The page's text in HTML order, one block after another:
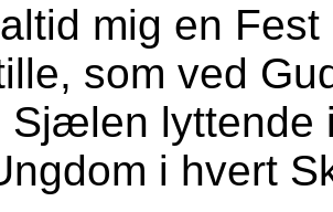
mig en
som ved
Sjælen lyttende
i hvert